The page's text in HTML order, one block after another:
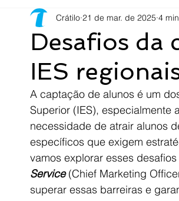
Ensino Híbrido Comunicação
Captação retenção Ensino
Desafios da
IES
Crátilo 21 de mar. de 2025 4
A captação de alunos é um
Superior (IES), especialmente
necessidade de atrair alunos
específicos que exigem
vamos explorar esses
Service (Chief Marketing
superar essas barreiras e